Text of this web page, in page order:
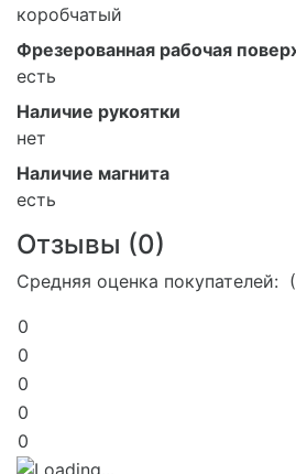
коробчатый
Фрезерованная рабочая
есть
Наличие рукоятки
нет
Наличие магнита
есть
Отзывы (0)
Средняя оценка покупателей:
0
0
0
0
0